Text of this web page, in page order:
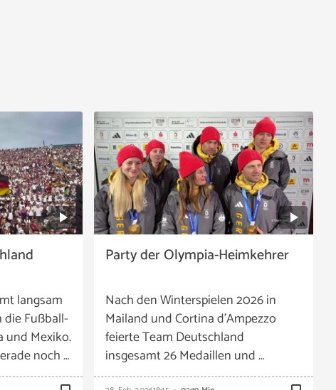
langsam
Fußball-
und Mexiko.
noch …
Party der Olympia-Heimkehrer
Nach den Winterspielen 2026 in
Mailand und Cortina d’Ampezzo
feierte Team Deutschland
insgesamt 26 Medaillen und …